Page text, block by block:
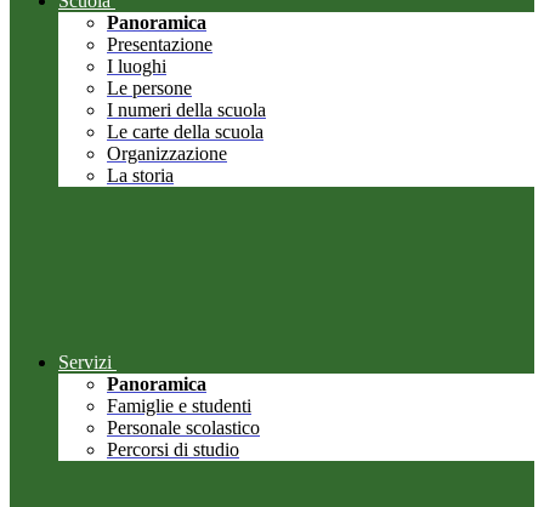
Panoramica
Presentazione
I luoghi
Le persone
I numeri della scuola
Le carte della scuola
Organizzazione
La storia
Servizi
Panoramica
Famiglie e studenti
Personale scolastico
Percorsi di studio